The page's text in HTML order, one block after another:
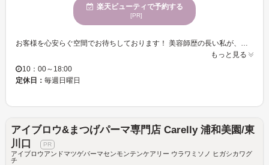
楽天ビューティで予約する
[PR]
お客様を心安らぐ空間でお待ちしております！ 美容師歴の長い私が、豊富な経験と知識で責任を持って対応致します♪ どうぞお気軽にご相談ください☆ 【リーズナブルなまつげエクステ】 まつげエクステ付け放題 75分 ￥6000 ずっと素敵な目元を維持してほしいという想いから、リーズナブルな料金設定でお客様のキレイをサポートしております！ ～お好みの本数をお選びいただけるので、お好みのデザインやなりたい目元のイメージに合わせてお選びください☆ ２回目からは付け足しの料金で承ります♪ メイク時間の短縮ができるまつげパーマ, 眉アート 初回割引あります 皆様のご来店をお待ちしております！
もっと見る
10：00～18:00
定休日： 毎週日曜日
アイブロウ&まつげパーマ専門店 Carelly 浦和美園/東
川口
アイブロウアンドマツゲパーマセンモンテンケアリー ウラワミソノ ヒガシカワグ
チ